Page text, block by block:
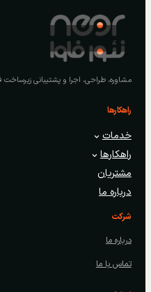
مشاوره، طراحی، اجرا و پشتیبانی زیرساخت
راهکارها
خدمات
راهکارها
مشتریان
درباره ما
شرکت
درباره ما
تماس با ما